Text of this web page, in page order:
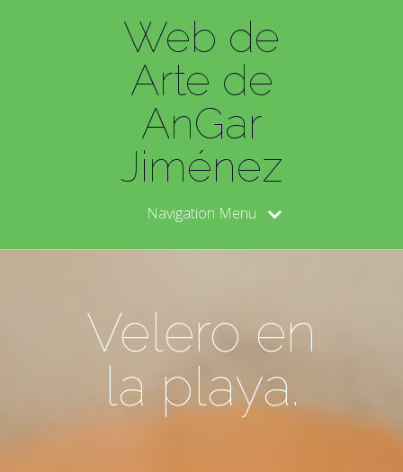
Web de
Arte de
AnGar
Jiménez
Navigation Menu
Velero en
la playa.